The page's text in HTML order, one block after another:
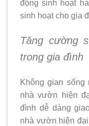
động sinh hoạt
sinh hoạt cho gia
Tăng cường
trong gia đình
Không gian
nhà vườn hiện
đình dễ dàng
nhà vườn hiện